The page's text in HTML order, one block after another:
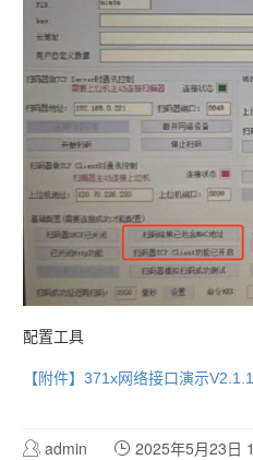
配置工具
【附件】371x网络接口演示
admin 2025年5月23日